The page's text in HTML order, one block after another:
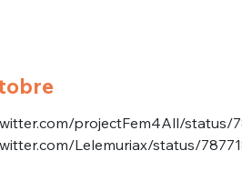
projectFem4All/status/
Lelemuriax/status/
*
PARTICIPATION
souhaitez-vous